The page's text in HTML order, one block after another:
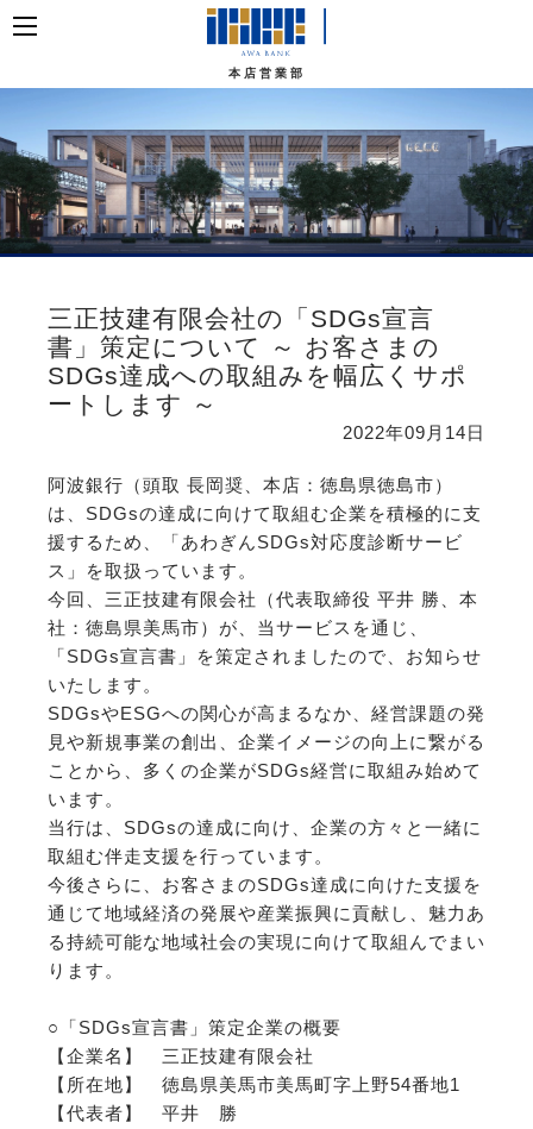
本店営業部
三正技建有限会社の「SDGs宣言
書」策定について ～ お客さまの
SDGs達成への取組みを幅広くサポ
ートします ～
2022年09月14日
阿波銀行（頭取 長岡奨、本店：徳島県徳島市）
は、SDGsの達成に向けて取組む企業を積極的に支
援するため、「あわぎんSDGs対応度診断サービ
ス」を取扱っています。
今回、三正技建有限会社（代表取締役 平井 勝、本
社：徳島県美馬市）が、当サービスを通じ、
「SDGs宣言書」を策定されましたので、お知らせ
いたします。
SDGsやESGへの関心が高まるなか、経営課題の発
見や新規事業の創出、企業イメージの向上に繋がる
ことから、多くの企業がSDGs経営に取組み始めて
います。
当行は、SDGsの達成に向け、企業の方々と一緒に
取組む伴走支援を行っています。
今後さらに、お客さまのSDGs達成に向けた支援を
通じて地域経済の発展や産業振興に貢献し、魅力あ
る持続可能な地域社会の実現に向けて取組んでまい
ります。
○「SDGs宣言書」策定企業の概要
【企業名】 三正技建有限会社
【所在地】 徳島県美馬市美馬町字上野54番地1
【代表者】 平井 勝